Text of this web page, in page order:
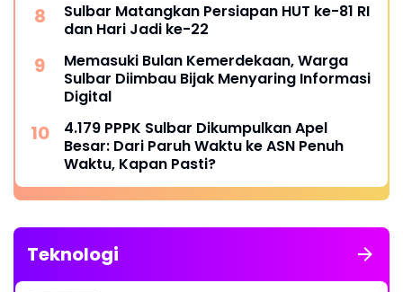
Sulbar Matangkan Persiapan HUT ke-81 RI
dan Hari Jadi ke-22
Memasuki Bulan Kemerdekaan, Warga
Sulbar Diimbau Bijak Menyaring Informasi
Digital
4.179 PPPK Sulbar Dikumpulkan Apel
Besar: Dari Paruh Waktu ke ASN Penuh
Waktu, Kapan Pasti?
Teknologi